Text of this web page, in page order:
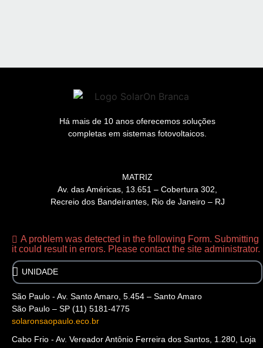
Há mais de 10 anos oferecemos soluções
completas em sistemas fotovoltaicos.
MATRIZ
Av. das Américas, 13.651 – Cobertura 302,
Recreio dos Bandeirantes, Rio de Janeiro – RJ
A problem was detected in the following Form. Submitting
it could result in errors. Please contact the site administrator.
São Paulo - Av. Santo Amaro, 5.454 – Santo Amaro
São Paulo – SP (11) 5181-4775
solaronsaopaulo.eco.br
Cabo Frio - Av. Vereador Antônio Ferreira dos Santos, 1.280, Loja